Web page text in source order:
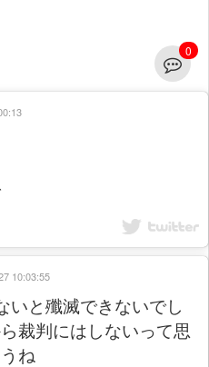
いと殲滅できないでし
裁判にはしないって思
ね
10:03:55
0